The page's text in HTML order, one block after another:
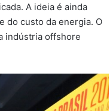
A ideia é ainda
do custo da energia. O
indústria offshore